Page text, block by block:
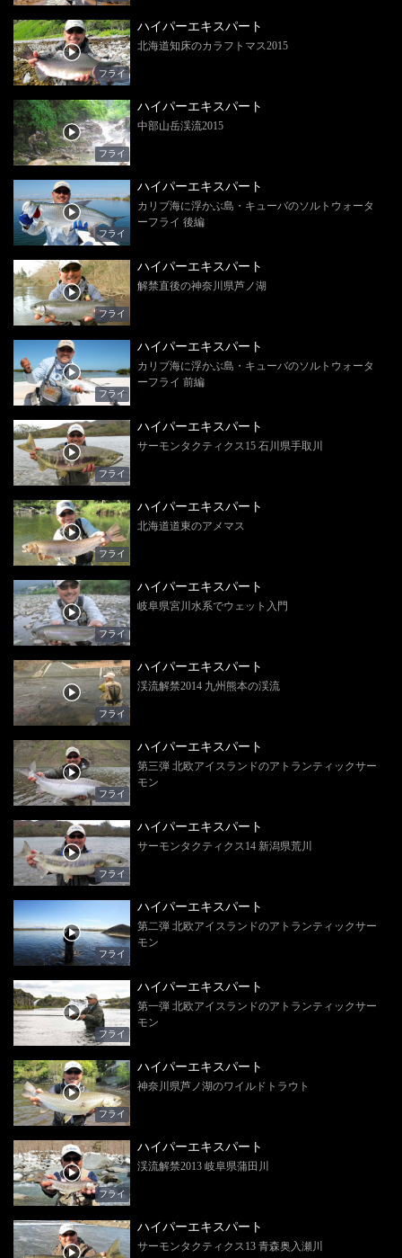
フライ
ハイパーエキスパート
北海道知床のカラフトマス2015
フライ
ハイパーエキスパート
中部山岳渓流2015
フライ
ハイパーエキスパート
カリブ海に浮かぶ島・キューバのソルトウォータ
ーフライ 後編
フライ
ハイパーエキスパート
解禁直後の神奈川県芦ノ湖
フライ
ハイパーエキスパート
カリブ海に浮かぶ島・キューバのソルトウォータ
ーフライ 前編
フライ
ハイパーエキスパート
サーモンタクティクス15 石川県手取川
フライ
ハイパーエキスパート
北海道道東のアメマス
フライ
ハイパーエキスパート
岐阜県宮川水系でウェット入門
フライ
ハイパーエキスパート
渓流解禁2014 九州熊本の渓流
フライ
ハイパーエキスパート
第三弾 北欧アイスランドのアトランティックサー
モン
フライ
ハイパーエキスパート
サーモンタクティクス14 新潟県荒川
フライ
ハイパーエキスパート
第二弾 北欧アイスランドのアトランティックサー
モン
フライ
ハイパーエキスパート
第一弾 北欧アイスランドのアトランティックサー
モン
フライ
ハイパーエキスパート
神奈川県芦ノ湖のワイルドトラウト
フライ
ハイパーエキスパート
渓流解禁2013 岐阜県蒲田川
ハイパーエキスパート
サーモンタクティクス13 青森奥入瀬川